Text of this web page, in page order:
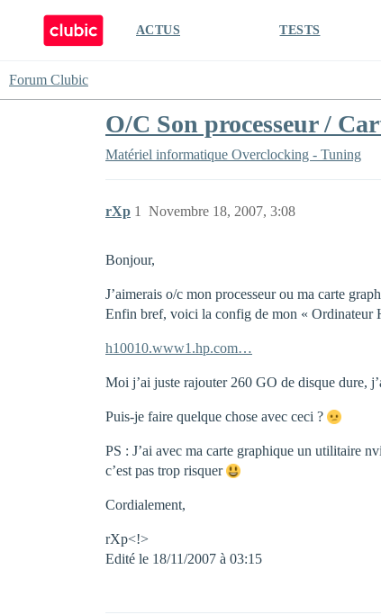
ACTUS TESTS
Forum Clubic
O/C Son processeur /
Matériel informatique Overclocking - Tuning
rXp Novembre 18, 2007, 3:08
1
Bonjour,
J’aimerais o/c mon processeur ou ma carte
Enfin bref, voici la config de mon « Ordinateur
h10010.www1.hp.com…
Moi j’ai juste rajouter 260 GO de disque dure,
Puis-je faire quelque chose avec ceci ?
PS : J’ai avec ma carte graphique un utilitaire
c’est pas trop risquer
Cordialement,
rXp<!>
Edité le 18/11/2007 à 03:15